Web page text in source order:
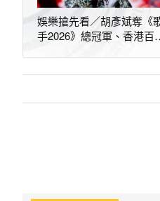
娛樂搶先看／胡彥斌奪《
手2026》總冠軍、香港百